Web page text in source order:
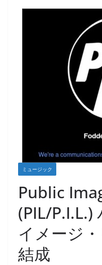
ミュージック
Public
(PIL/P.I.L.)
イメージ
結成